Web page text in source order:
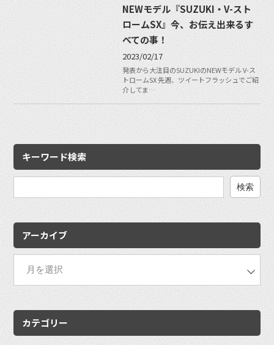
NEWモデル『SUZUKI・V-スト
ロームSX』今、お伝え出来るす
べての事！
2023/02/17
発表から大注目のSUZUKIのNEWモデル V-ス
トロームSX 先週、ツイートフラッシュでご紹
介してま…
キーワード検索
アーカイブ
カテゴリー